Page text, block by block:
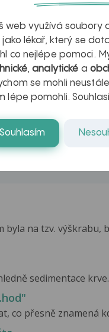
Ztukovatění
v datech a
byla na tzv. výškrabu,
sedimentace
co přesně znamená
web využívá soubory
jako lékař, který se
co nejlépe pomoci.
,analytické a
se mohli
lépe pomohli.
Souhlasím